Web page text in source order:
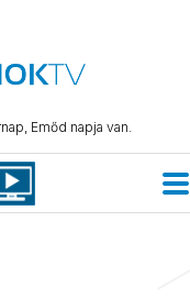
Emőd napja van.